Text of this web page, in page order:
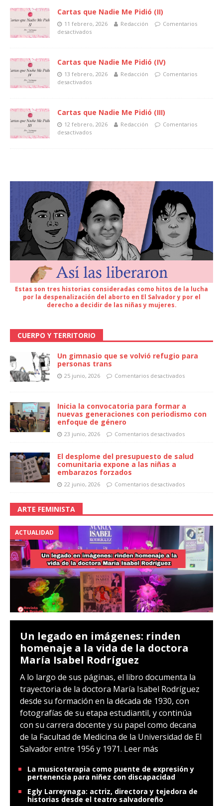
Cartas que Nadie Me Pidió (II)
11 febrero, 2026 Redacción
Comentarios
desactivados
Cartas que Nadie Me Pidió (IV)
13 febrero, 2026 Redacción
Comentarios
desactivados
Cartas que Nadie Me Pidió (III)
12 febrero, 2026 Redacción
Comentarios
desactivados
Estas son tres historias consideradas como hitos de la lucha
por la despenalización del aborto en El Salvador y por el
derecho a decidir de las niñas y mujeres.
CUERPO Y TERRITORIO
Un gimnasio que se volvió refugio para
personas trans
25 junio, 2026 Comentarios desactivados
Inicia la convocatoria para formar a
nuevas generaciones con periodismo con
enfoque de género
23 junio, 2026 Comentarios desactivados
El desplome del presupuesto de salud
comunitaria expone a las niñas a
embarazos forzados
22 junio, 2026 Comentarios desactivados
ARTE FEMINISTA
ACTUALIDAD
Un legado en imágenes: rinden
homenaje a la vida de la doctora
María Isabel Rodríguez
A lo largo de sus páginas, el libro documenta la
trayectoria de la doctora María Isabel Rodríguez
desde su formación en la década de 1930, con
fotografías de su etapa estudiantil, y continúa
con su carrera docente y su papel como decana
de la Facultad de Medicina de la Universidad de El
Salvador entre 1956 y 1971. Leer más
La musicoterapia como puente de expresión y
pertenencia para niñez con discapacidad
Egly Larreynaga: actriz, directora y tejedora de
historias desde el teatro salvadoreño